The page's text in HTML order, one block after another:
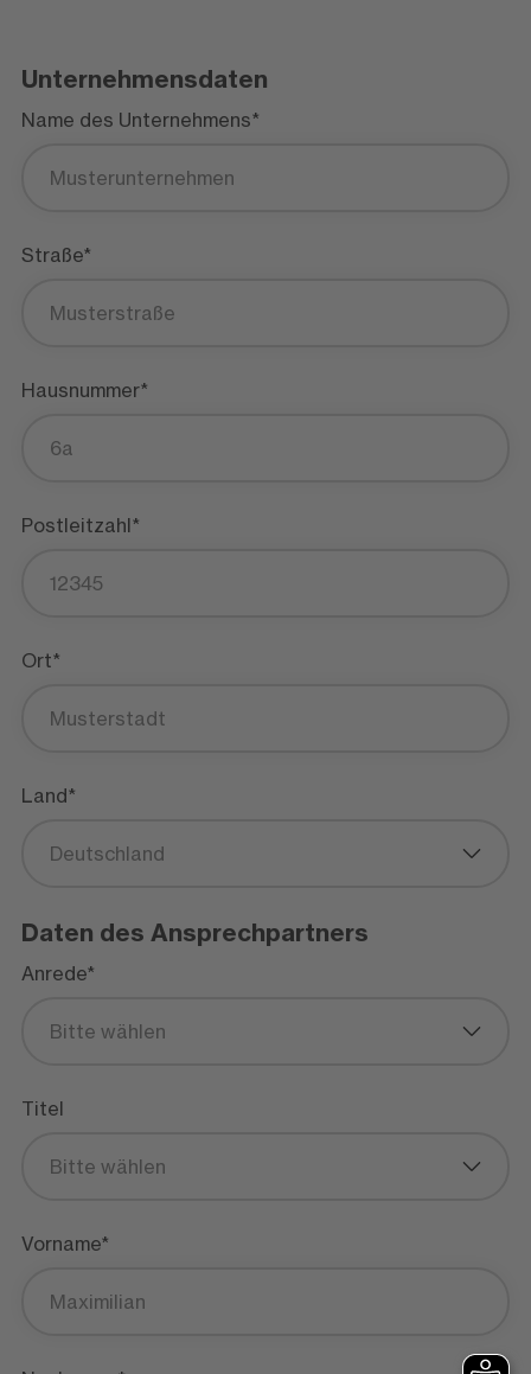
Unternehmensdaten
Name des Unternehmens*
Straße*
Hausnummer*
Postleitzahl*
Ort*
Land*
Deutschland
Daten des Ansprechpartners
Anrede*
Bitte wählen
Titel
Bitte wählen
Vorname*